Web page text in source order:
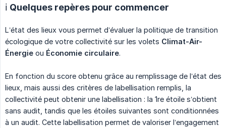
ℹ️ Quelques repères pour commencer
L’état des lieux vous permet d’évaluer la politique de transition
écologique de votre collectivité sur les volets Climat-Air-
Énergie ou Économie circulaire.
En fonction du score obtenu grâce au remplissage de l’état des
lieux, mais aussi des critères de labellisation remplis, la
collectivité peut obtenir une labellisation : la 1re étoile s’obtient
sans audit, tandis que les étoiles suivantes sont conditionnées
à un audit. Cette labellisation permet de valoriser l’engagement